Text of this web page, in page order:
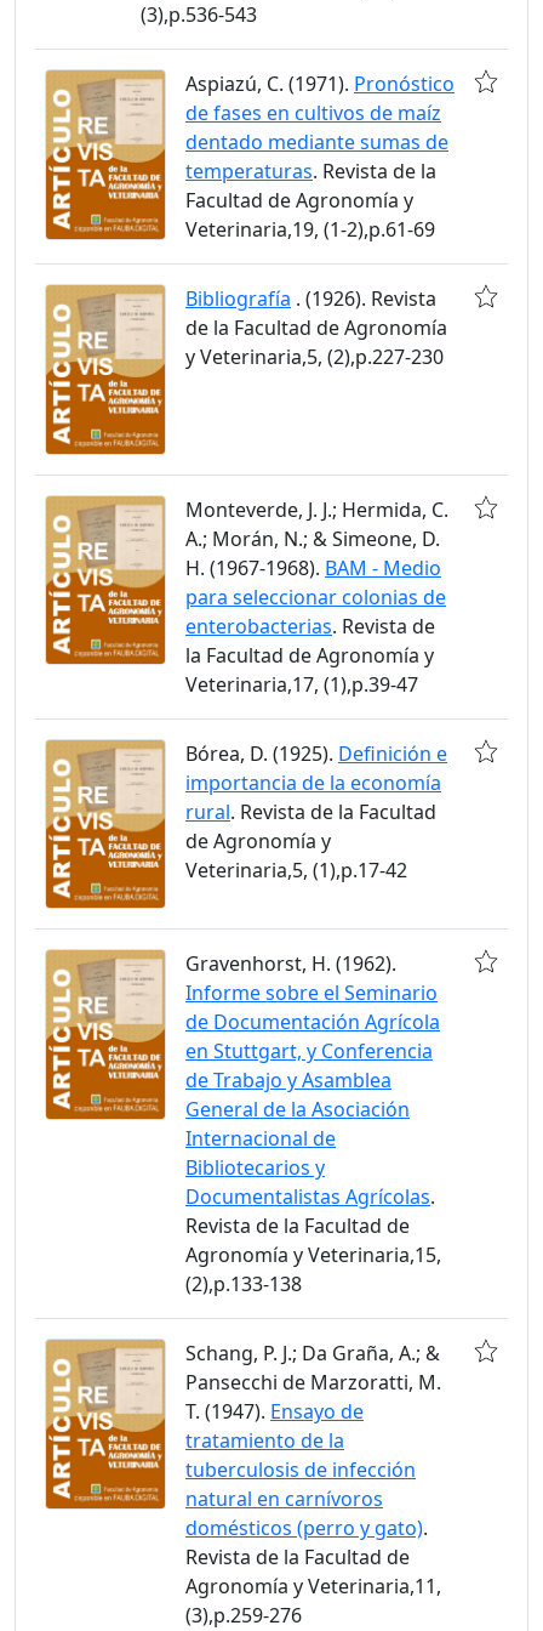
(3),p.536-543
Aspiazú, C. (1971). Pronóstico
de fases en cultivos de maíz
dentado mediante sumas de
temperaturas. Revista de la
Facultad de Agronomía y
Veterinaria,19, (1-2),p.61-69
Bibliografía . (1926). Revista
de la Facultad de Agronomía
y Veterinaria,5, (2),p.227-230
Monteverde, J. J.; Hermida, C.
A.; Morán, N.; & Simeone, D.
H. (1967-1968). BAM - Medio
para seleccionar colonias de
enterobacterias. Revista de
la Facultad de Agronomía y
Veterinaria,17, (1),p.39-47
Bórea, D. (1925). Definición e
importancia de la economía
rural. Revista de la Facultad
de Agronomía y
Veterinaria,5, (1),p.17-42
Gravenhorst, H. (1962).
Informe sobre el Seminario
de Documentación Agrícola
en Stuttgart, y Conferencia
de Trabajo y Asamblea
General de la Asociación
Internacional de
Bibliotecarios y
Documentalistas Agrícolas.
Revista de la Facultad de
Agronomía y Veterinaria,15,
(2),p.133-138
Schang, P. J.; Da Graña, A.; &
Pansecchi de Marzoratti, M.
T. (1947). Ensayo de
tratamiento de la
tuberculosis de infección
natural en carnívoros
domésticos (perro y gato).
Revista de la Facultad de
Agronomía y Veterinaria,11,
(3),p.259-276